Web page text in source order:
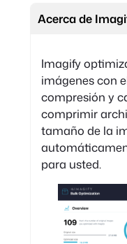
Acerca de
Imagify
imágenes con
compresión y
comprimir
tamaño de la
para usted.